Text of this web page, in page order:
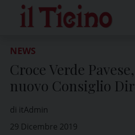
content
NEWS
Croce Verde
nuovo Consiglio
di itAdmin
29 Dicembre 2019